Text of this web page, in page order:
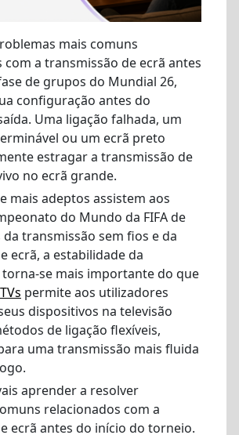
mais comuns
com a transmissão de ecrã antes
de grupos do Mundial 26,
configuração antes do
Uma ligação falhada, um
ou um ecrã preto
estragar a transmissão de
no ecrã grande.
mais adeptos assistem aos
do Mundo da FIFA de
da transmissão sem fios e da
ecrã, a estabilidade da
se mais importante do que
permite aos utilizadores
dispositivos na televisão
de ligação flexíveis,
uma transmissão mais fluida
aprender a resolver
relacionados com a
ecrã antes do início do torneio.